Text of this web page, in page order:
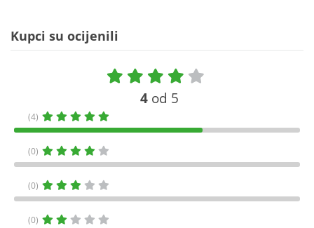
Kupci su ocijenili
4 od 5
(4)
(0)
(0)
(0)